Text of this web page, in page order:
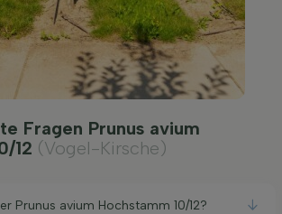
Fragen Prunus avium
12 (Vogel-Kirsche)
Prunus avium Hochstamm 10/12?